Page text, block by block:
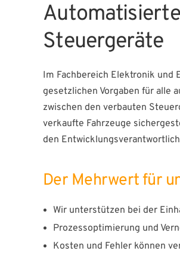
Steuergeräte
Im Fachbereich Elektronik und
gesetzlichen Vorgaben für alle
zwischen den verbauten
verkaufte Fahrzeuge
den
Der Mehrwert für
Wir unterstützen bei der
Prozessoptimierung und
Kosten und Fehler können